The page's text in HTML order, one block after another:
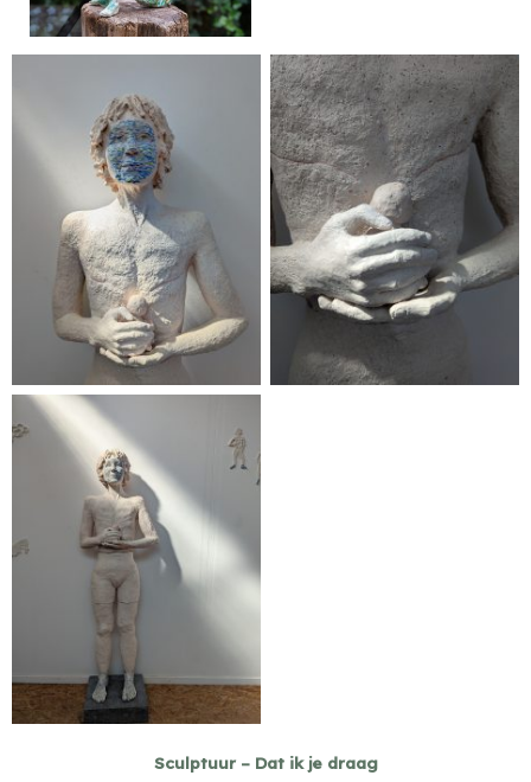
Geen bijschrift Geen bijschrift
Geen bijschrift
Sculptuur – Dat ik je draag